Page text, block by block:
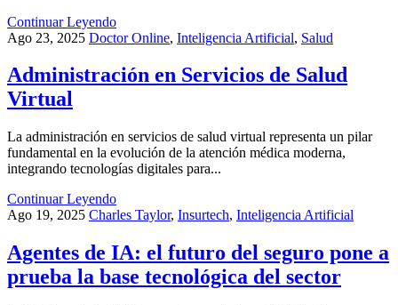
Continuar Leyendo
Ago 23, 2025 Doctor Online, Inteligencia Artificial, Salud
Administración en Servicios de Salud
Virtual
La administración en servicios de salud virtual representa un pilar
fundamental en la evolución de la atención médica moderna,
integrando tecnologías digitales para...
Continuar Leyendo
Ago 19, 2025 Charles Taylor, Insurtech, Inteligencia Artificial
Agentes de IA: el futuro del seguro pone a
prueba la base tecnológica del sector